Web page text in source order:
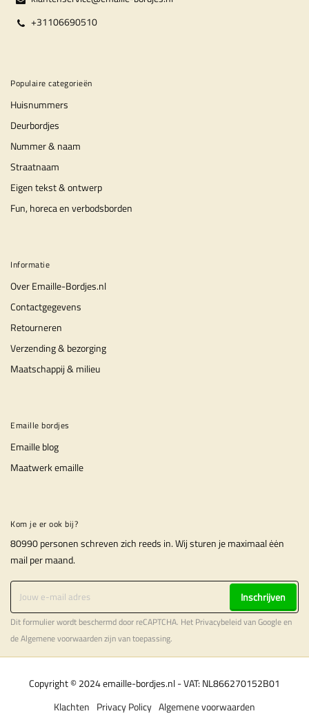
+31106690510
Populaire categorieën
Huisnummers
Deurbordjes
Nummer & naam
Straatnaam
Eigen tekst & ontwerp
Fun, horeca en verbodsborden
Informatie
Over Emaille-Bordjes.nl
Contactgegevens
Retourneren
Verzending & bezorging
Maatschappij & milieu
Emaille bordjes
Emaille blog
Maatwerk emaille
Kom je er ook bij?
80990 personen schreven zich reeds in. Wij sturen je maximaal ėėn
mail per maand.
Inschrijven
Dit formulier wordt beschermd door reCAPTCHA. Het Privacybeleidvan Google en
deAlgemene voorwaardenzijn van toepassing.
Copyright © 2024 emaille-bordjes.nl - VAT: NL866270152B01
Algemene voorwaarden
Privacy Policy
Klachten